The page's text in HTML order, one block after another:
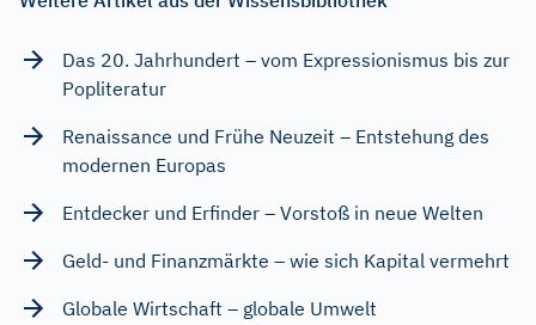
Das 20. Jahrhundert – vom Expressionismus bis zur
Popliteratur
Renaissance und Frühe Neuzeit – Entstehung des
modernen Europas
Entdecker und Erfinder – Vorstoß in neue Welten
Geld- und Finanzmärkte – wie sich Kapital vermehrt
Globale Wirtschaft – globale Umwelt